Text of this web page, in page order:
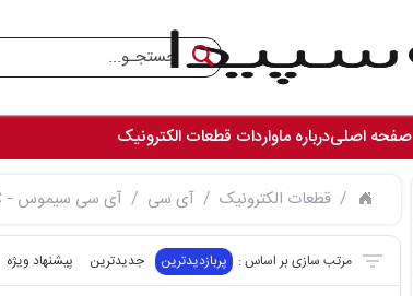
صفحه اصلیدرباره ماواردات قطعات الکترونیک
قطعات الکترونیک آی سی آی سی سیموس - CMOS IC
پربازدیدترین جدیدترین پیشنهاد ویژه